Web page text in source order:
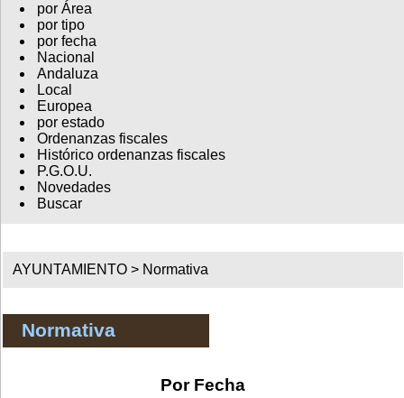
por Área
por tipo
por fecha
Nacional
Andaluza
Local
Europea
por estado
Ordenanzas fiscales
Histórico ordenanzas fiscales
P.G.O.U.
Novedades
Buscar
AYUNTAMIENTO > Normativa
Normativa
Por Fecha